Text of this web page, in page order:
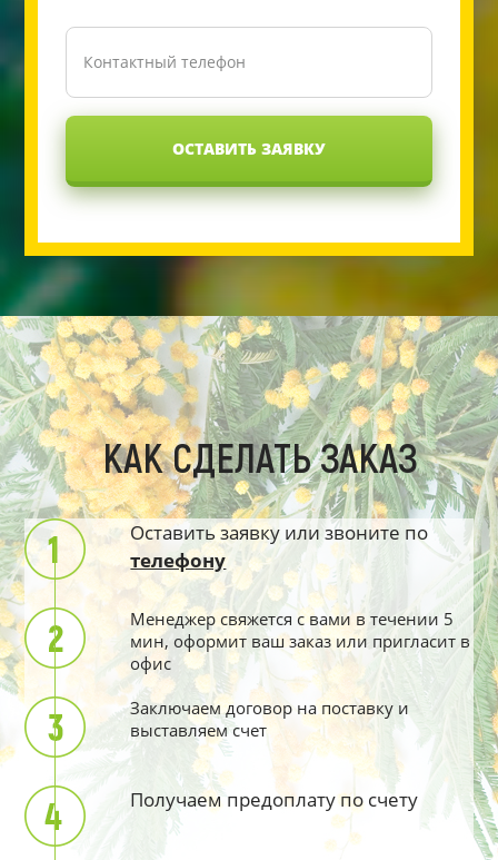
ОСТАВИТЬ ЗАЯВКУ
КАК СДЕЛАТЬ ЗАКАЗ
Оставить заявку или звоните по
телефону
Менеджер свяжется с вами в течении 5
мин, оформит ваш заказ или пригласит в
офис
Заключаем договор на поставку и
выставляем счет
Получаем предоплату по счету